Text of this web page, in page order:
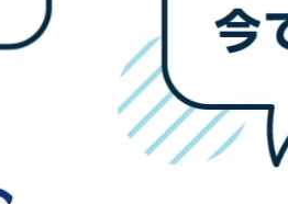
ン